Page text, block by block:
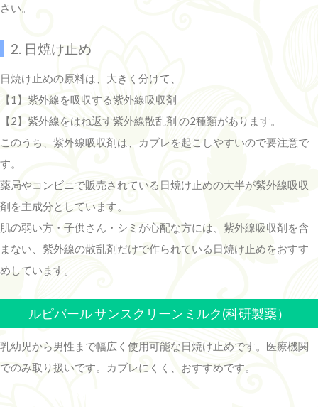
さい。
2. 日焼け止め
日焼け止めの原料は、大きく分けて、
【1】紫外線を吸収する紫外線吸収剤
【2】紫外線をはね返す紫外線散乱剤 の2種類があります。
このうち、紫外線吸収剤は、カブレを起こしやすいので要注意で
す。
薬局やコンビニで販売されている日焼け止めの大半が紫外線吸収
剤を主成分としています。
肌の弱い方・子供さん・シミが心配な方には、紫外線吸収剤を含
まない、紫外線の散乱剤だけで作られている日焼け止めをおすす
めしています。
ルピバール サンスクリーンミルク(科研製薬）
乳幼児から男性まで幅広く使用可能な日焼け止めです。医療機関
でのみ取り扱いです。カブレにくく、おすすめです。